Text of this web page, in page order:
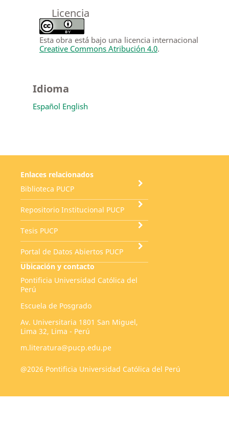
Licencia
Esta obra está bajo una licencia internacional
Creative Commons Atribución 4.0.
Idioma
Español English
Enlaces relacionados
Biblioteca PUCP
Repositorio Institucional PUCP
Tesis PUCP
Portal de Datos Abiertos PUCP
Ubicación y contacto
Pontificia Universidad Católica del
Perú
Escuela de Posgrado
Av. Universitaria 1801 San Miguel,
Lima 32, Lima - Perú
m.literatura@pucp.edu.pe
@2026 Pontificia Universidad Católica del Perú